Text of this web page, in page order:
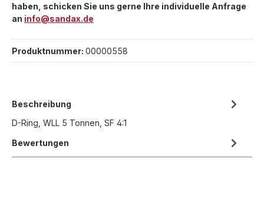
haben, schicken Sie uns gerne Ihre individuelle Anfrage
an info@sandax.de
Produktnummer: 00000558
Beschreibung
D-Ring, WLL 5 Tonnen, SF 4:1
Bewertungen